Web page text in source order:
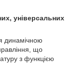
універсальних
динамічною
що
з функцією